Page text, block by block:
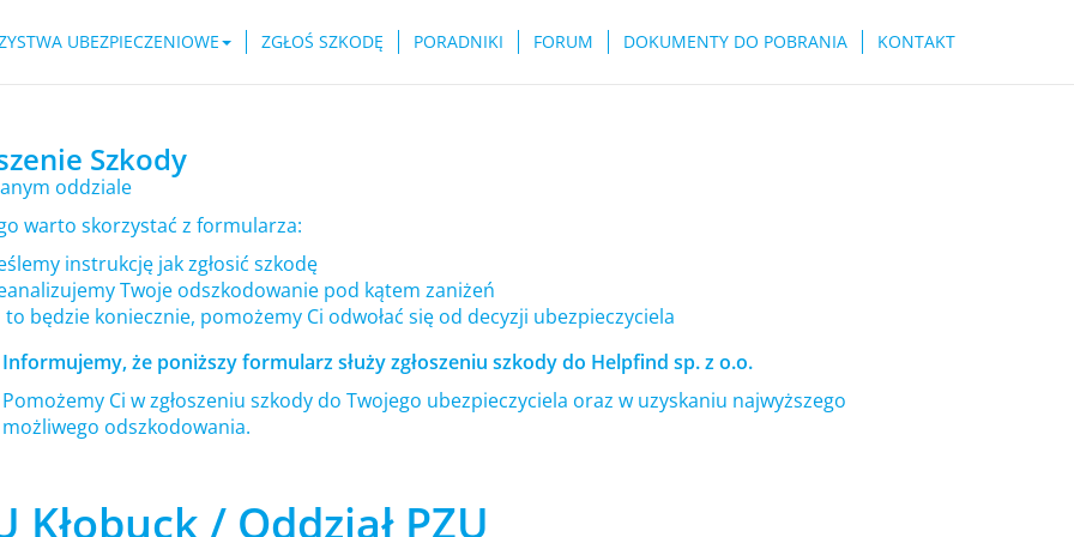
UBEZPIECZENIOWE ZGŁOŚ SZKODĘ PORADNIKI FORUM DOKUMENTY DO POBRANIA KONTAKT
Szkody
oddziale
warto skorzystać z formularza:
instrukcję jak zgłosić szkodę
Twoje odszkodowanie pod kątem zaniżeń
będzie koniecznie, pomożemy Ci odwołać się od decyzji ubezpieczyciela
Informujemy, że poniższy formularz służy zgłoszeniu szkody do Helpfind sp. z o.o.
Pomożemy Ci w zgłoszeniu szkody do Twojego ubezpieczyciela oraz w uzyskaniu najwyższego
możliwego odszkodowania.
Kłobuck / Oddział PZU